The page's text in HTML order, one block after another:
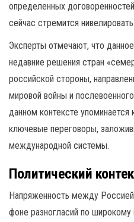
определенных
сейчас стремится
Эксперты отмечают, что
недавние решения стран
российской стороны,
мировой войны и
данном контексте
ключевые переговоры,
международной системы.
Политический
Напряженность между
фоне разногласий по